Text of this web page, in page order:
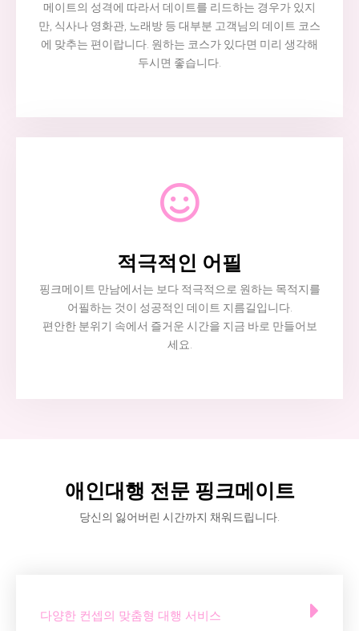
메이트의 성격에 따라서 데이트를 리드하는 경우가 있지
만, 식사나 영화관, 노래방 등 대부분 고객님의 데이트 코스
에 맞추는 편이랍니다. 원하는 코스가 있다면 미리 생각해
두시면 좋습니다.
적극적인 어필
핑크메이트 만남에서는 보다 적극적으로 원하는 목적지를
어필하는 것이 성공적인 데이트 지름길입니다.
편안한 분위기 속에서 즐거운 시간을 지금 바로 만들어보
세요.
애인대행 전문 핑크메이트
당신의 잃어버린 시간까지 채워드립니다.
다양한 컨셉의 맞춤형 대행 서비스